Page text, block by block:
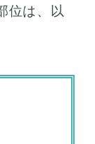
位は、以